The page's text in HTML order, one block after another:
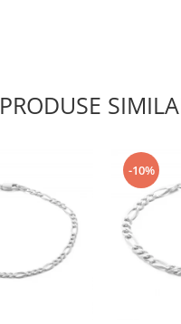
PRODUSE
-10%